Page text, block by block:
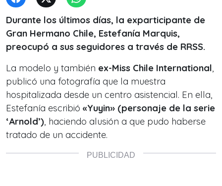
Durante los últimos días, la exparticipante de
Gran Hermano Chile, Estefanía Marquis,
preocupó a sus seguidores a través de RRSS.
La modelo y también ex-Miss Chile International,
publicó una fotografía que la muestra
hospitalizada desde un centro asistencial. En ella,
Estefanía escribió «Yuyin» (personaje de la serie
‘Arnold’), haciendo alusión a que pudo haberse
tratado de un accidente.